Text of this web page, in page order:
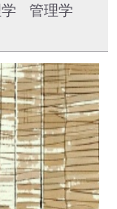
管理学